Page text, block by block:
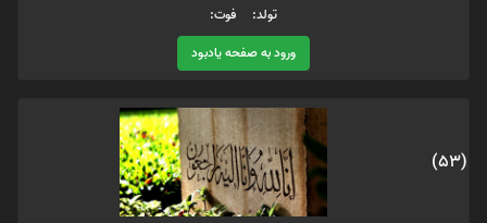
تولد: فوت:
ورود به صفحه یادبود
(53)